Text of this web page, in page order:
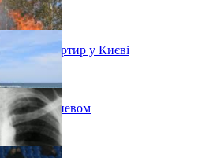
квартир у Києві
под Киевом